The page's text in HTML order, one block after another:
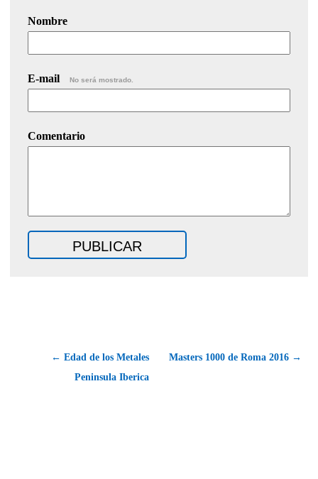
Nombre
E-mail No será mostrado.
Comentario
← Edad de los Metales
Peninsula Iberica
Masters 1000 de Roma 2016 →